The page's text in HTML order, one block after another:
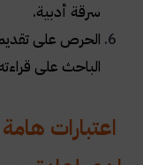
سرقة أدبية.
الحرص على
الباحث على
اعتبارات